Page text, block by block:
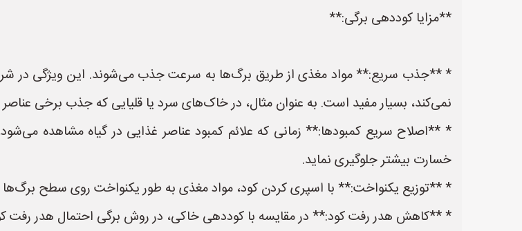
**مزایا کوددهی برگی:**
* **جذب سریع:** مواد مغذی از طریق برگ‌ها به سرعت جذب می‌شوند. این ویژگی در
نمی‌کند، بسیار مفید است. به عنوان مثال، در خاک‌های سرد یا قلیایی که جذب برخی
* **اصلاح سریع کمبودها:** زمانی که علائم کمبود عناصر غذایی در گیاه مشاهده
خسارت بیشتر جلوگیری نماید.
* **توزیع یکنواخت:** با اسپری کردن کود، مواد مغذی به طور یکنواخت روی سطح
* **کاهش هدر رفت کود:** در مقایسه با کوددهی خاکی، در روش برگی احتمال هدر رفت